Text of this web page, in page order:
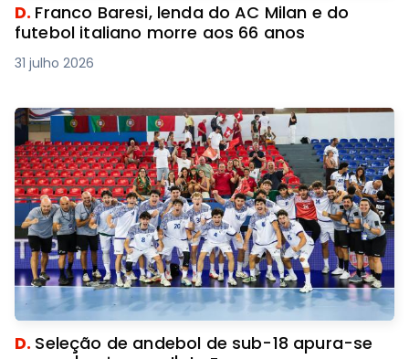
D. Franco Baresi, lenda do AC Milan e do
futebol italiano morre aos 66 anos
31 julho 2026
D. Seleção de andebol de sub-18 apura-se